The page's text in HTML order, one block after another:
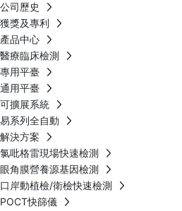
公司歷史
獲獎及專利
產品中心
醫療臨床檢測
專用平臺
通用平臺
可擴展系統
易系列全自動
解決方案
氯吡格雷現場快速檢測
眼角膜營養源基因檢測
口岸動植檢/衛檢快速檢測
POCT快篩儀